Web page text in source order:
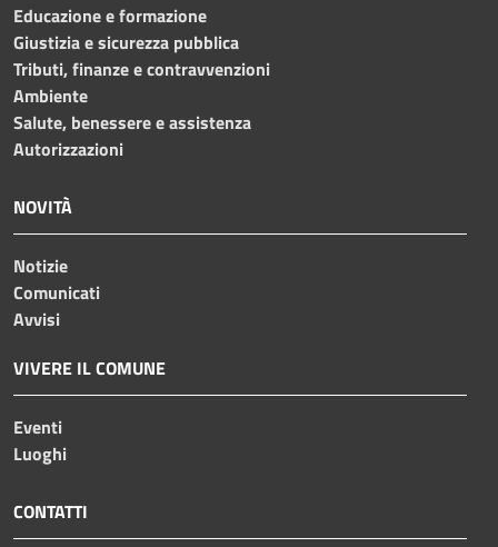
Educazione e formazione
Giustizia e sicurezza pubblica
Tributi, finanze e contravvenzioni
Ambiente
Salute, benessere e assistenza
Autorizzazioni
NOVITÀ
Notizie
Comunicati
Avvisi
VIVERE IL COMUNE
Eventi
Luoghi
CONTATTI